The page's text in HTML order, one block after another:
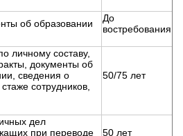
об образовании
До
востребования
личному составу,
документы об
сведения о
сотрудников,
50/75 лет
дел
при переводе
50 лет